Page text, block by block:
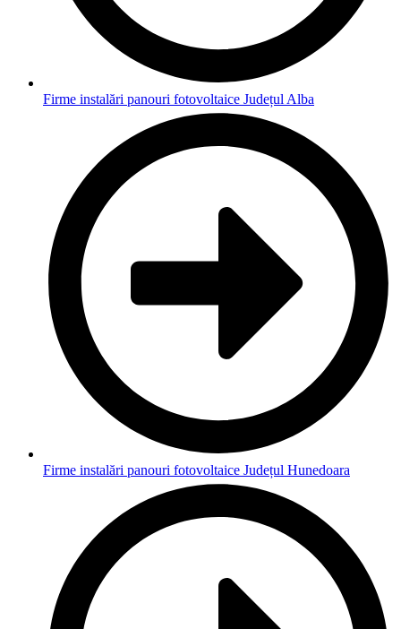
Firme instalări panouri fotovoltaice Județul Alba
Firme instalări panouri fotovoltaice Județul Hunedoara